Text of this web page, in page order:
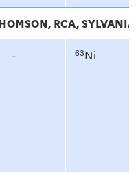
RCA,
- 63Ni